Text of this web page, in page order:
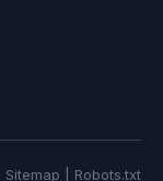
Sitemap Robots.txt